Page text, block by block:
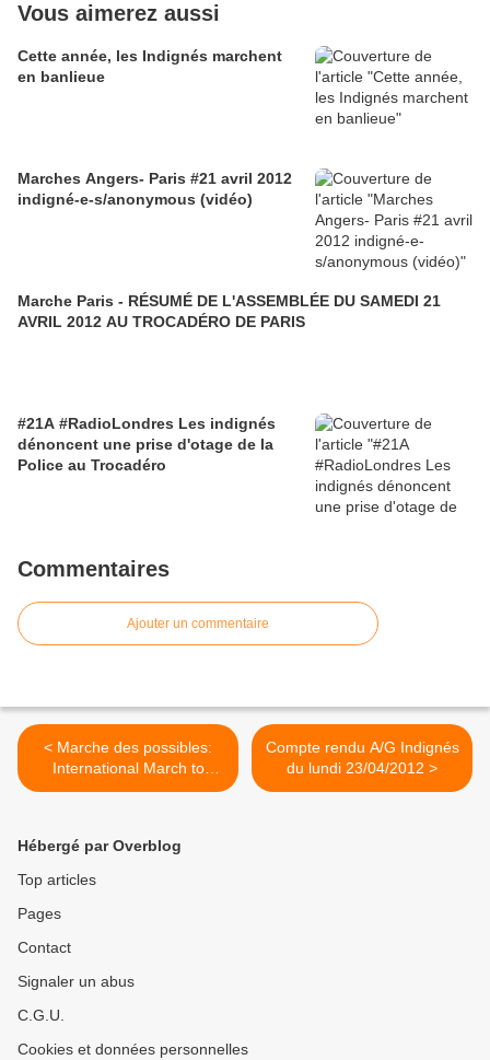
Vous aimerez aussi
Cette année, les Indignés marchent
en banlieue
Marches Angers- Paris #21 avril 2012
indigné-e-s/anonymous (vidéo)
Marche Paris - RÉSUMÉ DE L'ASSEMBLÉE DU SAMEDI 21
AVRIL 2012 AU TROCADÉRO DE PARIS
#21A #RadioLondres Les indignés
dénoncent une prise d'otage de la
Police au Trocadéro
Commentaires
Ajouter un commentaire
< Marche des possibles:
International March to
Jerusalem
Compte rendu A/G Indignés
du lundi 23/04/2012 >
Hébergé par Overblog
Top articles
Pages
Contact
Signaler un abus
C.G.U.
Cookies et données personnelles